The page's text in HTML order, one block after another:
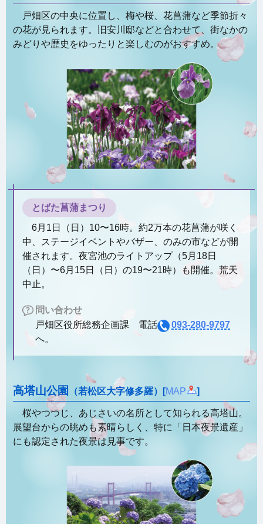
戸畑区の中央に位置し、梅や桜、花菖蒲など季節折々
の花が見られます。旧安川邸などと合わせて、街なかの
みどりや歴史をゆったりと楽しむのがおすすめ。
とばた菖蒲まつり
6月1日（日）10〜16時。約2万本の花菖蒲が咲く
中、ステージイベントやバザー、のみの市などが開
催されます。夜宮池のライトアップ（5月18日
（日）〜6月15日（日）の19〜21時）も開催。荒天
中止。
問い合わせ
戸畑区役所総務企画課 電話
093-280-9797
へ。
高塔山公園 （若松区大字修多羅）[MAP ]
桜やつつじ、あじさいの名所として知られる高塔山。
展望台からの眺めも素晴らしく、特に「日本夜景遺産」
にも認定された夜景は見事です。